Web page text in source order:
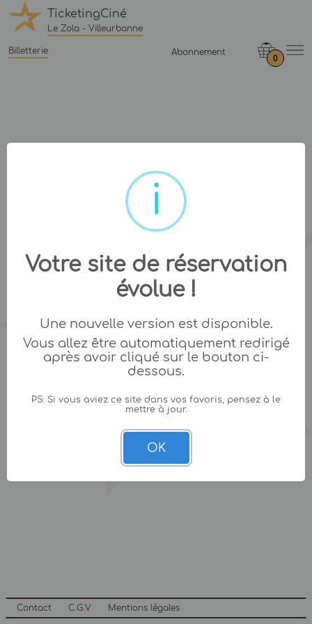
TicketingCiné
Le Zola - Villeurbanne
Billetterie Abonnement
0
Contact C.G.V Mentions légales
Votre site de réservation
évolue !
Une nouvelle version est disponible.
Vous allez être automatiquement redirigé
après avoir cliqué sur le bouton ci-
dessous.
PS: Si vous aviez ce site dans vos favoris, pensez à le
mettre à jour.
OK